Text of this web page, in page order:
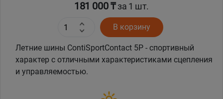
181 000 ₸за 1 шт.
В корзину
Летние шины ContiSportContact 5P - спортивный
характер с отличными характеристиками сцепления
и управляемостью.
Талдыкорган